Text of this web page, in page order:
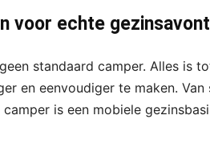
voor echte
standaard camper. Alles is
en eenvoudiger te maken.
is een mobiele